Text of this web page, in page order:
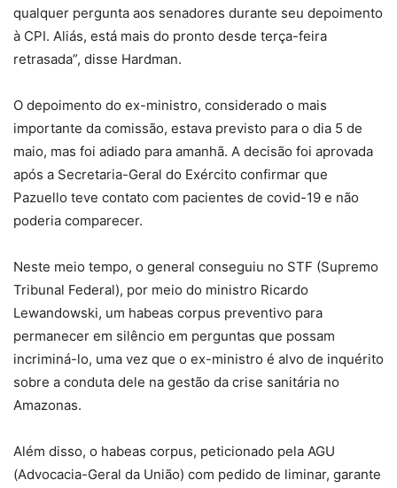
qualquer pergunta aos senadores durante seu depoimento
à CPI. Aliás, está mais do pronto desde terça-feira
retrasada”, disse Hardman.
O depoimento do ex-ministro, considerado o mais
importante da comissão, estava previsto para o dia 5 de
maio, mas foi adiado para amanhã. A decisão foi aprovada
após a Secretaria-Geral do Exército confirmar que
Pazuello teve contato com pacientes de covid-19 e não
poderia comparecer.
Neste meio tempo, o general conseguiu no STF (Supremo
Tribunal Federal), por meio do ministro Ricardo
Lewandowski, um habeas corpus preventivo para
permanecer em silêncio em perguntas que possam
incriminá-lo, uma vez que o ex-ministro é alvo de inquérito
sobre a conduta dele na gestão da crise sanitária no
Amazonas.
Além disso, o habeas corpus, peticionado pela AGU
(Advocacia-Geral da União) com pedido de liminar, garante